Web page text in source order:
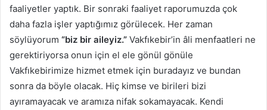
faaliyetler yaptık. Bir sonraki faaliyet raporumuzda çok
daha fazla işler yaptığımız görülecek. Her zaman
söylüyorum “biz bir aileyiz.” Vakfıkebir’in âli menfaatleri ne
gerektiriyorsa onun için el ele gönül gönüle
Vakfıkebirimize hizmet etmek için buradayız ve bundan
sonra da böyle olacak. Hiç kimse ve birileri bizi
ayıramayacak ve aramıza nifak sokamayacak. Kendi